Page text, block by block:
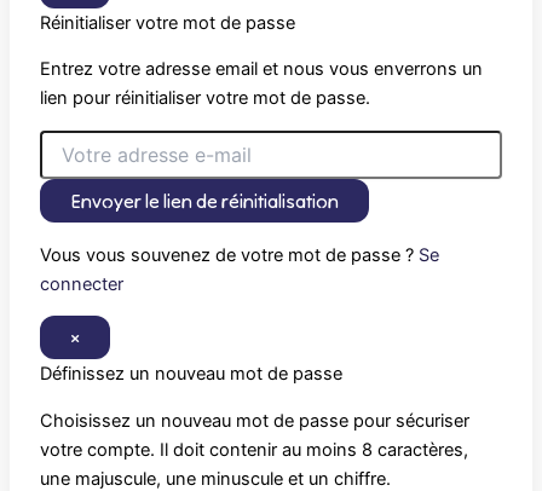
Réinitialiser votre mot de passe
Entrez votre adresse email et nous vous enverrons un
lien pour réinitialiser votre mot de passe.
Envoyer le lien de réinitialisation
Vous vous souvenez de votre mot de passe ? Se
connecter
×
Définissez un nouveau mot de passe
Choisissez un nouveau mot de passe pour sécuriser
votre compte. Il doit contenir au moins 8 caractères,
une majuscule, une minuscule et un chiffre.